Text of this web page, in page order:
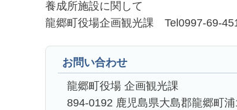
養成所施設に関して
龍郷町役場企画観光課 Tel0997-69-
お問い合わせ
龍郷町役場 企画観光課
894-0192 鹿児島県大島郡龍郷町